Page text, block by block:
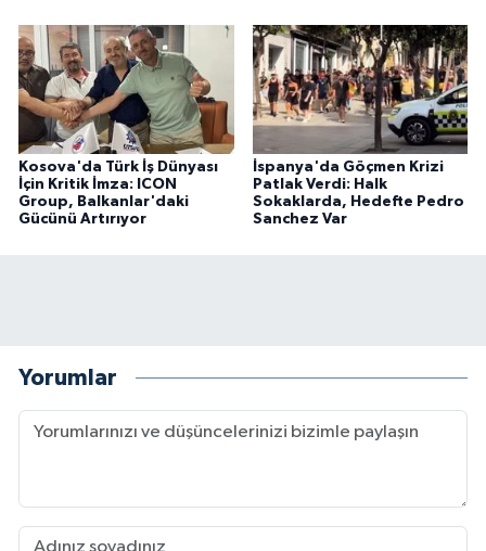
Kosova'da Türk İş Dünyası
İçin Kritik İmza: ICON
Group, Balkanlar'daki
Gücünü Artırıyor
İspanya'da Göçmen Krizi
Patlak Verdi: Halk
Sokaklarda, Hedefte Pedro
Sanchez Var
Yorumlar